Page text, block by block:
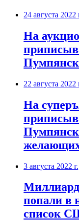
24 августа 2022
​На
22 августа 2022
​На
3 августа 2022
попали в
список